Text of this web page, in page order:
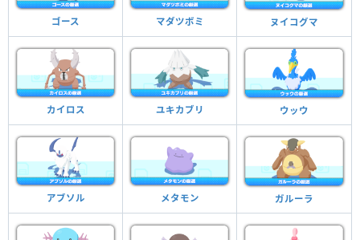
ゴース マダツボミ ヌイコグマ
カイロス ユキカブリ ウッウ
アブソル メタモン ガルーラ